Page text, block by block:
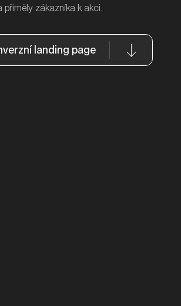
přiměly zákazníka k akci.
landing page